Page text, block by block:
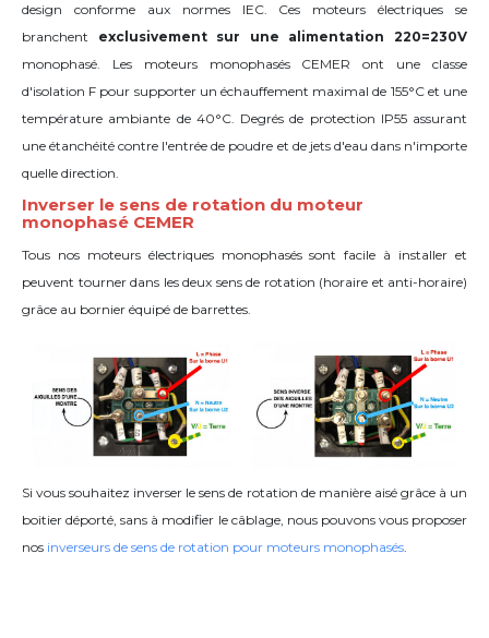
design conforme aux normes IEC. Ces moteurs électriques se
branchent exclusivement sur une alimentation 220=230V
monophasé. Les moteurs monophasés CEMER ont une classe
d'isolation F pour supporter un échauffement maximal de 155°C et une
température ambiante de 40°C. Degrés de protection IP55 assurant
une étanchéité contre l'entrée de poudre et de jets d'eau dans n'importe
quelle direction.
Inverser le sens de rotation du moteur
monophasé CEMER
Tous nos moteurs électriques monophasés sont facile à installer et
peuvent tourner dans les deux sens de rotation (horaire et anti-horaire)
grâce au bornier équipé de barrettes.
Si vous souhaitez inverser le sens de rotation de manière aisé grâce à un
boitier déporté, sans à modifier le câblage, nous pouvons vous proposer
nos inverseurs de sens de rotation pour moteurs monophasés.